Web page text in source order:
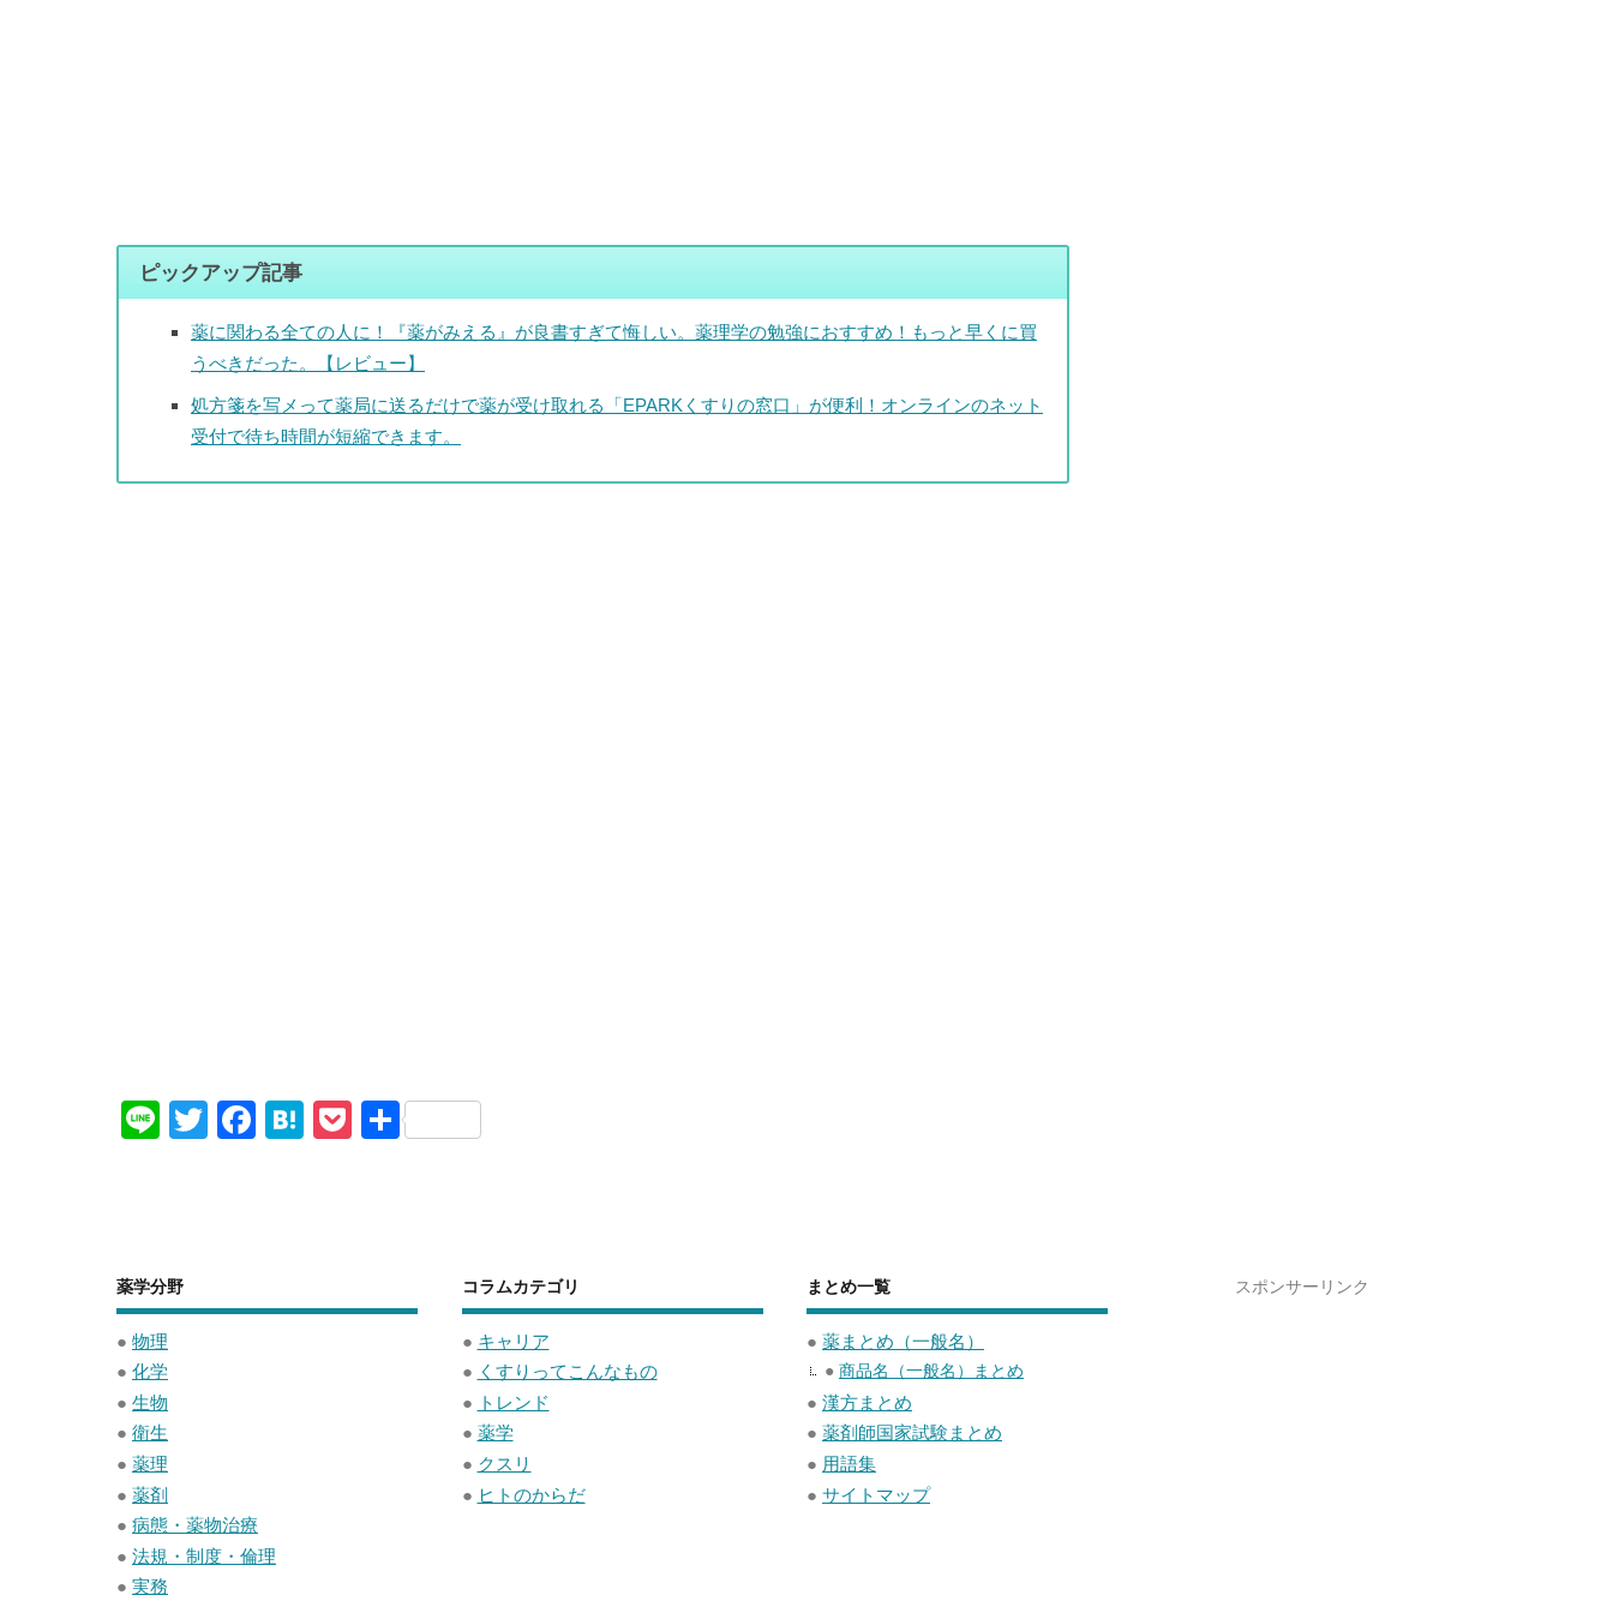
ピックアップ記事
薬に関わる全ての人に！『薬がみえる』が良書すぎて悔しい。薬理学の勉強におすすめ！もっと早くに買
うべきだった。【レビュー】
処方箋を写メって薬局に送るだけで薬が受け取れる「EPARKくすりの窓口」が便利！オンラインのネット
受付で待ち時間が短縮できます。
Li
T
F
o
H
P 共
薬学分野
● 物理
● 化学
● 生物
● 衛生
● 薬理
● 薬剤
● 病態・薬物治療
● 法規・制度・倫理
● 実務
コラムカテゴリ
● キャリア
● くすりってこんなもの
● トレンド
● 薬学
● クスリ
● ヒトのからだ
まとめ一覧
● 薬まとめ（一般名）
● 商品名（一般名）まとめ
● 漢方まとめ
● 薬剤師国家試験まとめ
● 用語集
● サイトマップ
スポンサーリンク